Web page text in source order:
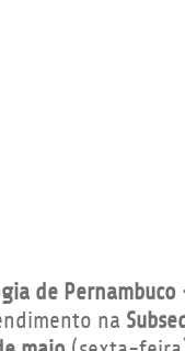
de Pernambuco
na